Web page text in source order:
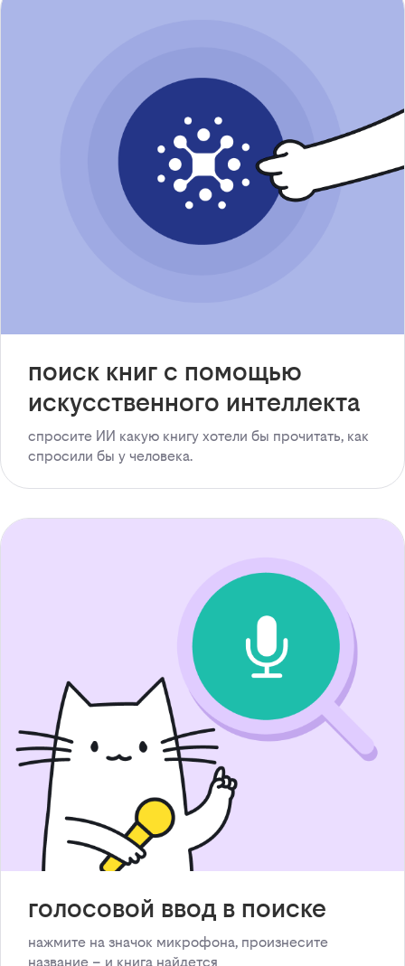
поиск книг с помощью
искусственного интеллекта
спросите ИИ какую книгу хотели бы прочитать, как
спросили бы у человека.
голосовой ввод в поиске
нажмите на значок микрофона, произнесите
название – и книга найдется